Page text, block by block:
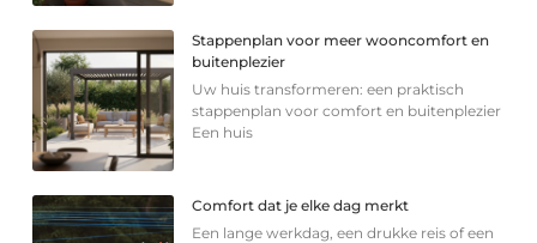
Stappenplan voor meer wooncomfort en
buitenplezier
Uw huis transformeren: een praktisch
stappenplan voor comfort en buitenplezier
Een huis
Comfort dat je elke dag merkt
Een lange werkdag, een drukke reis of een